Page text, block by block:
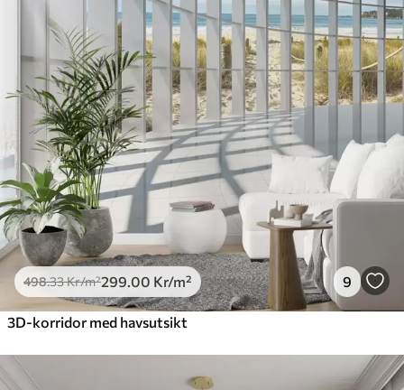
Premium
.67379.00 Kr /m²
Premiumvinyl
725.00435.00Kr/m²
Peel and Stick
900.00540.00Kr
498.33Kr/m²299 .00 Kr/m² 9
3D-korridor med havsutsikt